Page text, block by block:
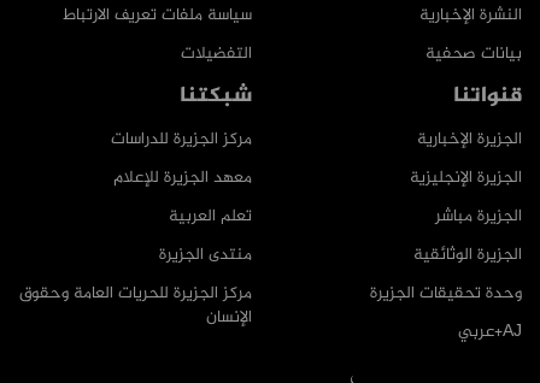
سياسة ملفات تعريف الارتباط
التفضيلات
النشرة الإخبارية
بيانات صحفية
شبكتنا
مركز الجزيرة للدراسات
معهد الجزيرة للإعلام
تعلم العربية
منتدى الجزيرة
مركز الجزيرة للحريات العامة وحقوق
الإنسان
قنواتنا
الجزيرة الإخبارية
الجزيرة الإنجليزية
الجزيرة مباشر
الجزيرة الوثائقية
وحدة تحقيقات الجزيرة
AJ+عربي